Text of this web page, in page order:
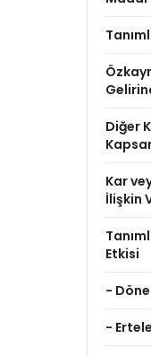
Diğer
Kar
İlişkin
Etkisi
-
-